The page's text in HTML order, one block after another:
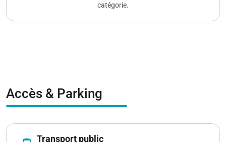
catégorie.
Accès & Parking
Transport public